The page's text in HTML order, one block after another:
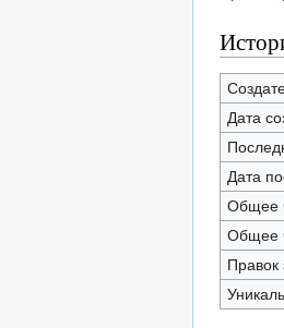
Дата
Дата
Общее
Общее
Правок